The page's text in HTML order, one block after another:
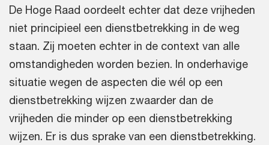
De Hoge Raad oordeelt echter dat deze vrijheden
niet principieel een dienstbetrekking in de weg
staan. Zij moeten echter in de context van alle
omstandigheden worden bezien. In onderhavige
situatie wegen de aspecten die wél op een
dienstbetrekking wijzen zwaarder dan de
vrijheden die minder op een dienstbetrekking
wijzen. Er is dus sprake van een dienstbetrekking.